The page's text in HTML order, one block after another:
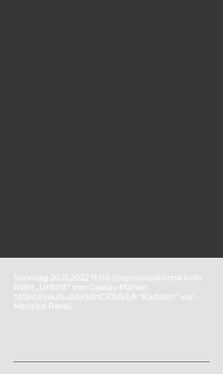
Sonntag 20.11.2022 11:00 Stephanuskirche Köln
Riehl „Urlicht“ von Gustav Mahler
https://youtu.be/r10hClOULEA "Kaddish“ von
Maurice Ravel...